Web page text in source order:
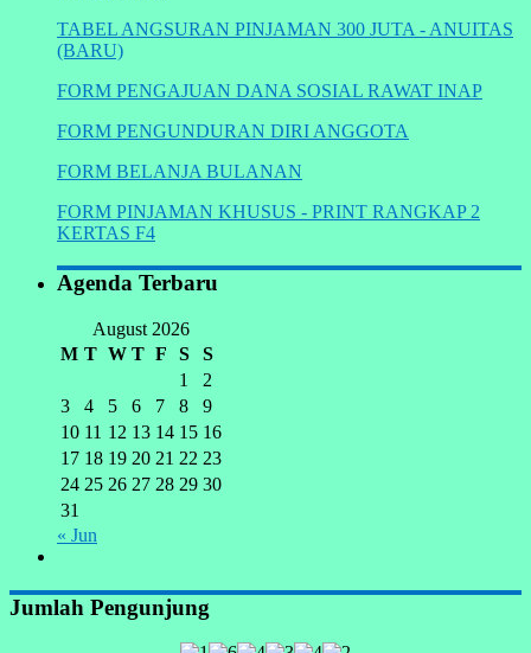
TABEL ANGSURAN PINJAMAN 300 JUTA - ANUITAS
(BARU)
FORM PENGAJUAN DANA SOSIAL RAWAT INAP
FORM PENGUNDURAN DIRI ANGGOTA
FORM BELANJA BULANAN
FORM PINJAMAN KHUSUS - PRINT RANGKAP 2
KERTAS F4
Agenda Terbaru
August 2026
M T W T F S
S
1
2
3
4 5 6 7 8
9
10 11 12 13 14 15 16
17 18 19 20 21 22 23
24 25 26 27 28 29 30
31
« Jun
Jumlah Pengunjung